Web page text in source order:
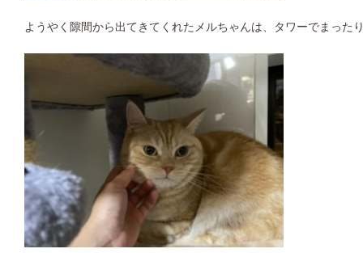
ようやく隙間から出てきてくれたメルちゃんは、タワーでまった